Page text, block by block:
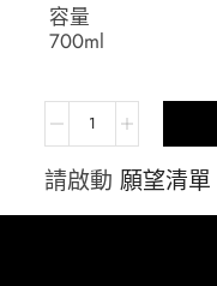
容量
700ml
請啟動願望清單